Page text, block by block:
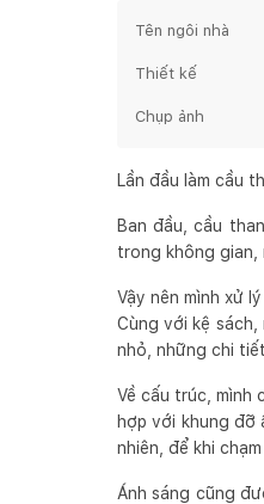
Tên ngôi nhà
Thiết kế
Chụp ảnh
Lần đầu làm cầu
Ban đầu, cầu
trong không gian,
Vậy nên mình xử
Cùng với kệ
nhỏ, những chi
Về cấu trúc, mình
hợp với khung đỡ
nhiên, để khi
Ánh sáng cũng